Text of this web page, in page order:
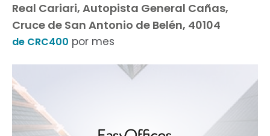
Real Cariari, Autopista General Cañas,
Cruce de San Antonio de Belén, 40104
de CRC400 por mes